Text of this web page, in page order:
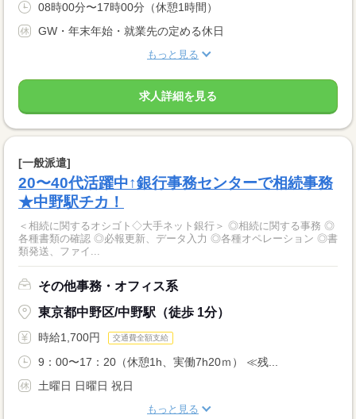
08時00分〜17時00分（休憩1時間）
GW・年末年始・就業先の定める休日
もっと見る
求人詳細を見る
[一般派遣]
20〜40代活躍中↑銀行事務センターで相続事務
★中野駅チカ！
＜相続に関するオシゴト◇大手ネット銀行＞ ◎相続に関する事務 ◎
各種書類の確認 ◎必報更新、データ入力 ◎各種オペレーション ◎書
類発送、ファイ...
その他事務・オフィス系
東京都中野区/中野駅（徒歩 1分）
時給1,700円 交通費全額支給
9：00〜17：20（休憩1h、実働7h20ｍ） ≪残...
土曜日 日曜日 祝日
もっと見る